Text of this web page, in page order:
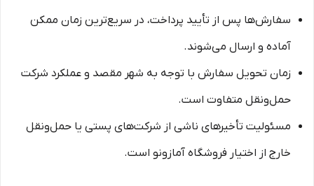
سفارش‌ها پس از تأیید پرداخت، در سریع‌ترین زمان ممکن
آماده و ارسال می‌شوند.
زمان تحویل سفارش با توجه به شهر مقصد و عملکرد شرکت
حمل‌ونقل متفاوت است.
مسئولیت تأخیرهای ناشی از شرکت‌های پستی یا حمل‌ونقل
خارج از اختیار فروشگاه آمازونو است.